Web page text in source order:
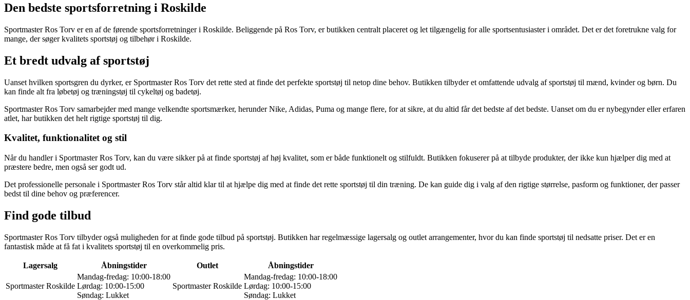
Den bedste sportsforretning i Roskilde
Sportmaster Ros Torv er en af de førende sportsforretninger i Roskilde. Beliggende på Ros Torv, er butikken centralt placeret og let tilgængelig for alle sportsentusiaster i området. Det er det foretrukne valg for
mange, der søger kvalitets sportstøj og tilbehør i Roskilde.
Et bredt udvalg af sportstøj
Uanset hvilken sportsgren du dyrker, er Sportmaster Ros Torv det rette sted at finde det perfekte sportstøj til netop dine behov. Butikken tilbyder et omfattende udvalg af sportstøj til mænd, kvinder og børn. Du
kan finde alt fra løbetøj og træningstøj til cykeltøj og badetøj.
Sportmaster Ros Torv samarbejder med mange velkendte sportsmærker, herunder Nike, Adidas, Puma og mange flere, for at sikre, at du altid får det bedste af det bedste. Uanset om du er nybegynder eller erfaren
atlet, har butikken det helt rigtige sportstøj til dig.
Kvalitet, funktionalitet og stil
Når du handler i Sportmaster Ros Torv, kan du være sikker på at finde sportstøj af høj kvalitet, som er både funktionelt og stilfuldt. Butikken fokuserer på at tilbyde produkter, der ikke kun hjælper dig med at
præstere bedre, men også ser godt ud.
Det professionelle personale i Sportmaster Ros Torv står altid klar til at hjælpe dig med at finde det rette sportstøj til din træning. De kan guide dig i valg af den rigtige størrelse, pasform og funktioner, der passer
bedst til dine behov og præferencer.
Find gode tilbud
Sportmaster Ros Torv tilbyder også muligheden for at finde gode tilbud på sportstøj. Butikken har regelmæssige lagersalg og outlet arrangementer, hvor du kan finde sportstøj til nedsatte priser. Det er en
fantastisk måde at få fat i kvalitets sportstøj til en overkommelig pris.
Lagersalg Åbningstider Outlet Åbningstider
Sportmaster Roskilde
Mandag-fredag: 10:00-18:00
Lørdag: 10:00-15:00
Søndag: Lukket
Sportmaster Roskilde
Mandag-fredag: 10:00-18:00
Lørdag: 10:00-15:00
Søndag: Lukket